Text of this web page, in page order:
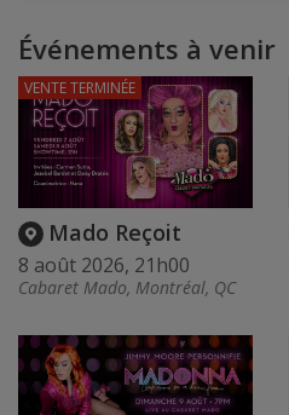
Événements à venir
Mado Reçoit
8 août 2026, 21h00
Cabaret Mado, Montréal, QC
VENTE TERMINÉE